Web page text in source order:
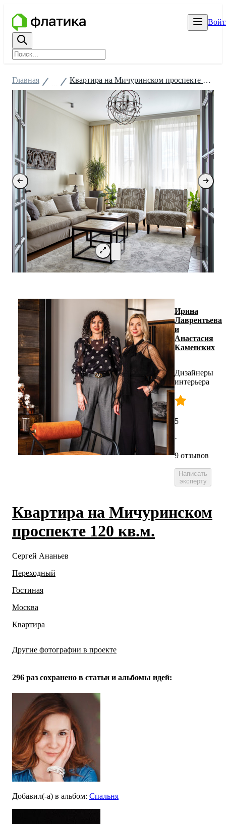
Главная Квартира на Мичуринском проспекте 120 кв.м.
Ирина
Лаврентьева
и
Анастасия
Каменских
Дизайнеры
интерьера
5
·
9 отзывов
Написать
эксперту
Квартира на Мичуринском
проспекте 120 кв.м.
Сергей Ананьев
Переходный
Гостиная
Москва
Квартира
Другие фотографии в проекте
296 раз сохранено в статьи и альбомы идей:
Добавил(-а) в альбом: Спальня